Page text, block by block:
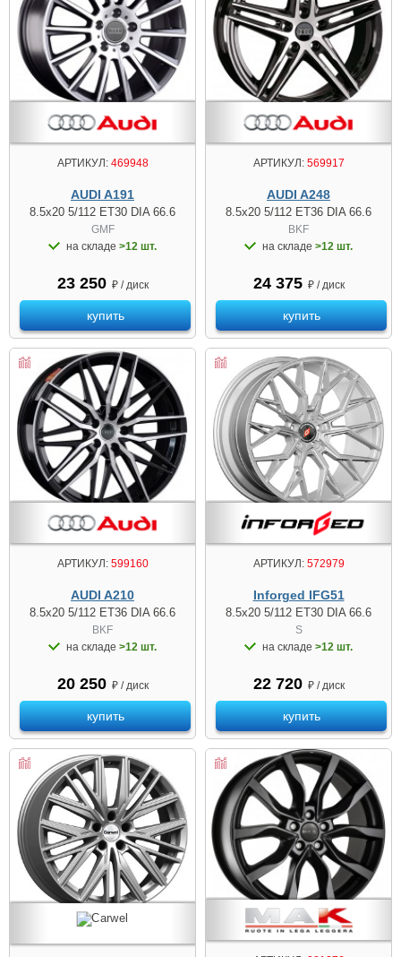
АРТИКУЛ:469948
AUDI A191
8.5x20 5/112 ET30 DIA 66.6
GMF
на складе >12 шт.
23 250 ₽ / диск
купить
АРТИКУЛ:569917
AUDI A248
8.5x20 5/112 ET36 DIA 66.6
BKF
на складе >12 шт.
24 375 ₽ / диск
купить
АРТИКУЛ:599160
AUDI A210
8.5x20 5/112 ET36 DIA 66.6
BKF
на складе >12 шт.
20 250 ₽ / диск
купить
АРТИКУЛ:572979
Inforged IFG51
8.5x20 5/112 ET30 DIA 66.6
S
на складе >12 шт.
22 720 ₽ / диск
купить